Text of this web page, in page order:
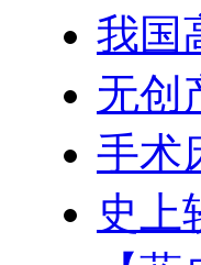
我国
无创
手术
史上